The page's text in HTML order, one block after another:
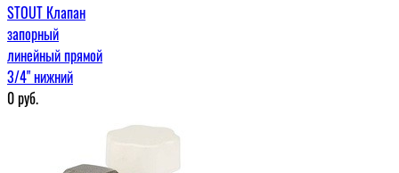
STOUT Клапан
запорный
линейный прямой
3/4" нижний
0руб.